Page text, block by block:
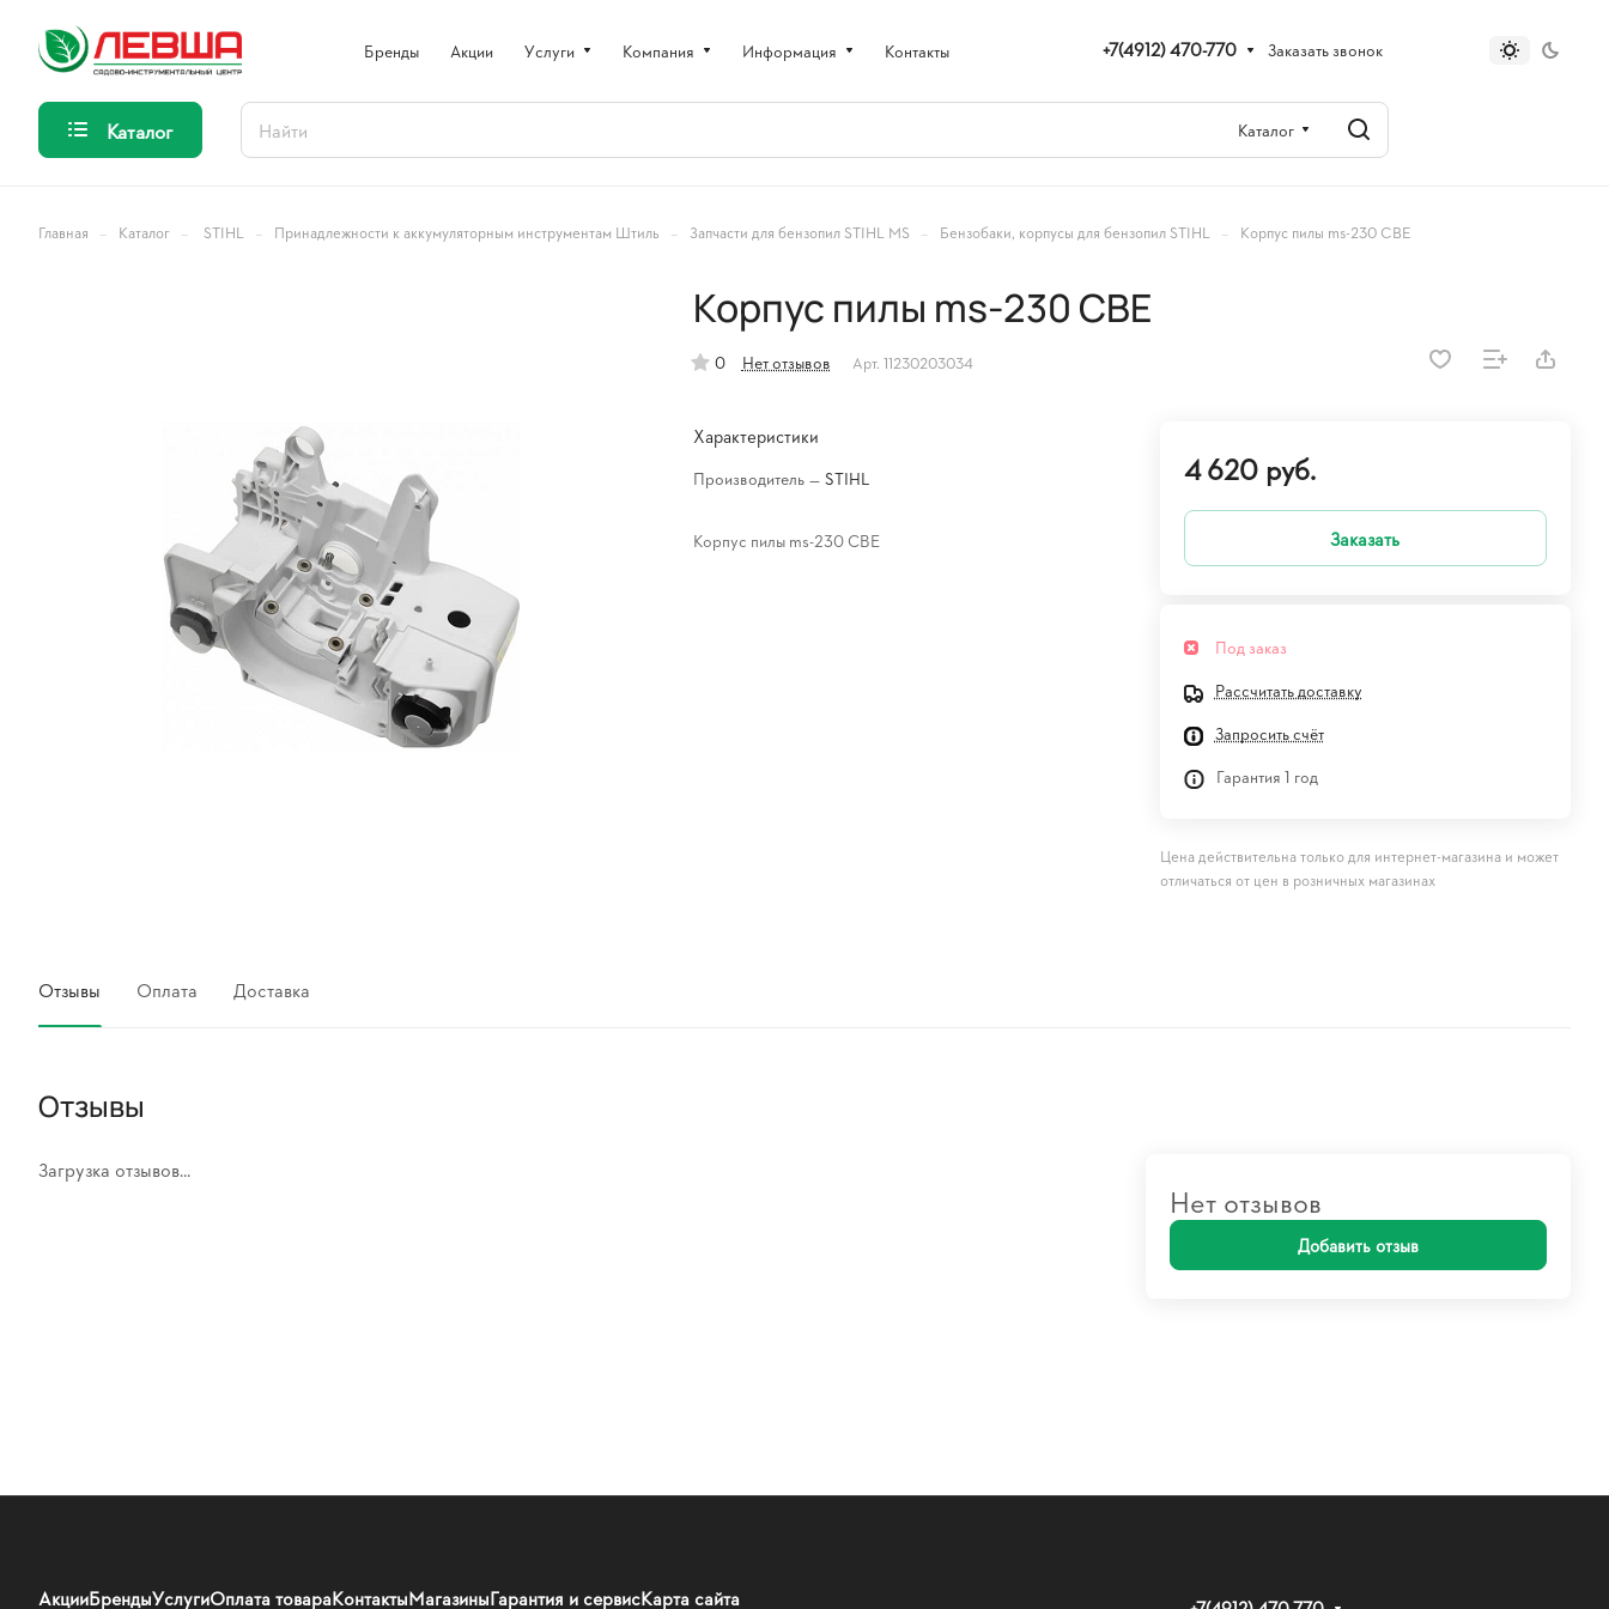
Бренды Акции Услуги Компания Информация Контакты +7(4912) 470-770 Заказать звонок
Каталог Каталог
Главная – Каталог – STIHL – Принадлежности к аккумуляторным инструментам Штиль – Запчасти для бензопил STIHL MS – Бензобаки, корпусы для бензопил STIHL – Корпус пилы ms-230 CBE
Корпус пилы ms-230 CBE
0 Нет отзывов Арт. 11230203034
Характеристики
Производитель — STIHL
Корпус пилы ms-230 CBE
4 620 руб.
Заказать
Под заказ
Рассчитать доставку
Запросить счёт
Гарантия 1 год
Цена действительна только для интернет-магазина и может
отличаться от цен в розничных магазинах
Отзывы Оплата Доставка
Отзывы
Загрузка отзывов...
Нет отзывов
Добавить отзыв
АкцииБрендыУслугиОплата товараКонтактыМагазиныГарантия и сервисКарта сайта